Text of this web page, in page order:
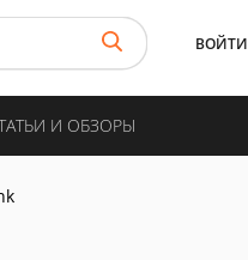
ВОЙТИ
И ОБЗОРЫ